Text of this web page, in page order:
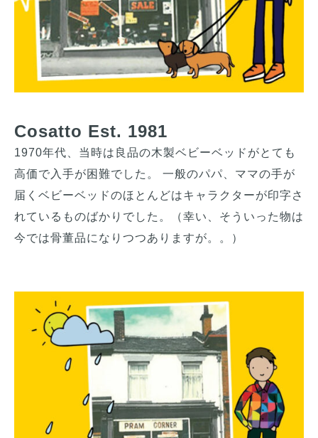
Cosatto Est. 1981
1970年代、当時は良品の木製ベビーベッドがとても
高価で入手が困難でした。 一般のパパ、ママの手が
届くベビーベッドのほとんどはキャラクターが印字さ
れているものばかりでした。（幸い、そういった物は
今では骨董品になりつつありますが。。）